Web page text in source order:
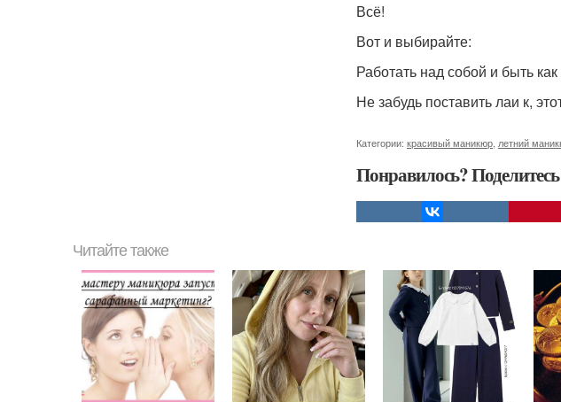
Всё!
Вот и выбирайте:
Работать над собой и быть
Не забудь поставить лаи к,
Категории: красивый маникюр летний
Понравилось?
Читайте также